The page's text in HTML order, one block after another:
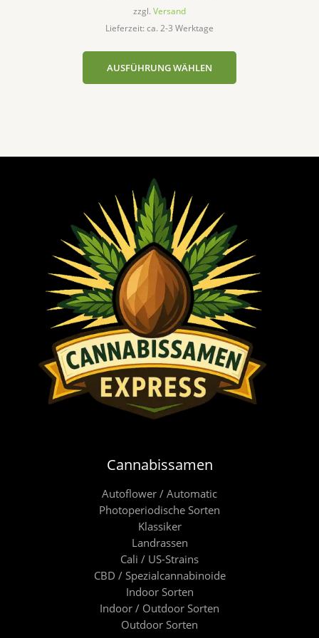
zzgl. Versand
Lieferzeit: ca. 2-3 Werktage
AUSFÜHRUNG WÄHLEN
Cannabissamen
Autoflower / Automatic
Photoperiodische Sorten
Klassiker
Landrassen
Cali / US-Strains
CBD / Spezialcannabinoide
Indoor Sorten
Indoor / Outdoor Sorten
Outdoor Sorten